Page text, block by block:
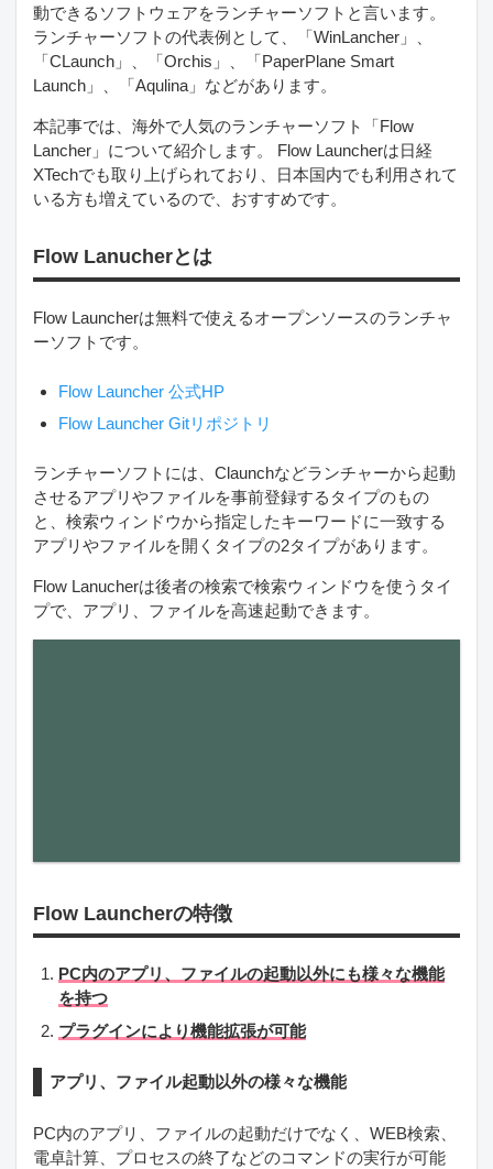
動できるソフトウェアをランチャーソフトと言います。
ランチャーソフトの代表例として、「WinLancher」、
「CLaunch」、「Orchis」、「PaperPlane Smart
Launch」、「Aqulina」などがあります。
本記事では、海外で人気のランチャーソフト「Flow
Lancher」について紹介します。 Flow Launcherは日経
XTechでも取り上げられており、日本国内でも利用されて
いる方も増えているので、おすすめです。
Flow Lanucherとは
Flow Launcherは無料で使えるオープンソースのランチャ
ーソフトです。
Flow Launcher 公式HP
Flow Launcher Gitリポジトリ
ランチャーソフトには、Claunchなどランチャーから起動
させるアプリやファイルを事前登録するタイプのもの
と、検索ウィンドウから指定したキーワードに一致する
アプリやファイルを開くタイプの2タイプがあります。
Flow Lanucherは後者の検索で検索ウィンドウを使うタイ
プで、アプリ、ファイルを高速起動できます。
Flow Launcherの特徴
PC内のアプリ、ファイルの起動以外にも様々な機能
を持つ
プラグインにより機能拡張が可能
アプリ、ファイル起動以外の様々な機能
PC内のアプリ、ファイルの起動だけでなく、WEB検索、
電卓計算、プロセスの終了などのコマンドの実行が可能